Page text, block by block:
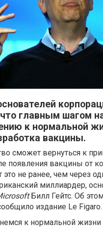
главным шагом
к нормальной
вакцины.
сможет вернуться к
появления вакцины от
это не ранее, чем через
миллиардер,
Билл Гейтс. Об
издание Le Figaro.
к нормальной